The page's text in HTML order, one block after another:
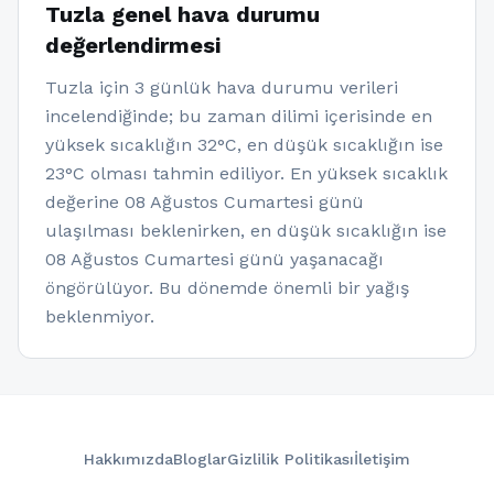
Tuzla genel hava durumu
değerlendirmesi
Tuzla için 3 günlük hava durumu verileri
incelendiğinde; bu zaman dilimi içerisinde en
yüksek sıcaklığın 32°C, en düşük sıcaklığın ise
23°C olması tahmin ediliyor. En yüksek sıcaklık
değerine 08 Ağustos Cumartesi günü
ulaşılması beklenirken, en düşük sıcaklığın ise
08 Ağustos Cumartesi günü yaşanacağı
öngörülüyor. Bu dönemde önemli bir yağış
beklenmiyor.
HakkımızdaBloglarGizlilik Politikasıİletişim